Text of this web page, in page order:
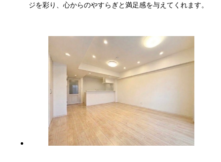
ジを彩り、心からのやすらぎと満足感を与えてくれます。